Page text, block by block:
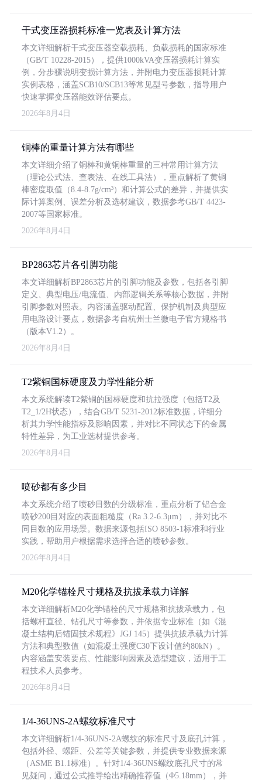
干式变压器损耗标准一览表及计算方法
本文详细解析干式变压器空载损耗、负载损耗的国家标准
（GB/T 10228-2015），提供1000kVA变压器损耗计算实
例，分步骤说明变损计算方法，并附电力变压器损耗计算
实例表格，涵盖SCB10/SCB13等常见型号参数，指导用户
快速掌握变压器能效评估要点。
2026年8月4日
铜棒的重量计算方法有哪些
本文详细介绍了铜棒和黄铜棒重量的三种常用计算方法
（理论公式法、查表法、在线工具法），重点解析了黄铜
棒密度取值（8.4-8.7g/cm³）和计算公式的差异，并提供实
际计算案例、误差分析及选材建议，数据参考GB/T 4423-
2007等国家标准。
2026年8月4日
BP2863芯片各引脚功能
本文详细解析BP2863芯片的引脚功能及参数，包括各引脚
定义、典型电压/电流值、内部逻辑关系等核心数据，并附
引脚参数对照表。内容涵盖驱动配置、保护机制及典型应
用电路设计要点，数据参考自杭州士兰微电子官方规格书
（版本V1.2）。
2026年8月4日
T2紫铜国标硬度及力学性能分析
本文系统解读T2紫铜的国标硬度和抗拉强度（包括T2及
T2_1/2H状态），结合GB/T 5231-2012标准数据，详细分
析其力学性能指标及影响因素，并对比不同状态下的金属
特性差异，为工业选材提供参考。
2026年8月4日
喷砂都有多少目
本文系统介绍了喷砂目数的分级标准，重点分析了铝合金
喷砂200目对应的表面粗糙度（Ra 3.2-6.3μm），并对比不
同目数的应用场景。数据来源包括ISO 8503-1标准和行业
实践，帮助用户根据需求选择合适的喷砂参数。
2026年8月4日
M20化学锚栓尺寸规格及抗拔承载力详解
本文详细解析M20化学锚栓的尺寸规格和抗拔承载力，包
括螺杆直径、钻孔尺寸等参数，并依据专业标准（如《混
凝土结构后锚固技术规程》JGJ 145）提供抗拔承载力计算
方法和典型数值（如混凝土强度C30下设计值约80kN）。
内容涵盖安装要点、性能影响因素及选型建议，适用于工
程技术人员参考。
2026年8月4日
1/4-36UNS-2A螺纹标准尺寸
本文详细解析1/4-36UNS-2A螺纹的标准尺寸及底孔计算，
包括外径、螺距、公差等关键参数，并提供专业数据来源
（ASME B1.1标准）。针对1/4-36UNS螺纹底孔尺寸的常
见疑问，通过公式推导给出精确推荐值（Φ5.18mm），并